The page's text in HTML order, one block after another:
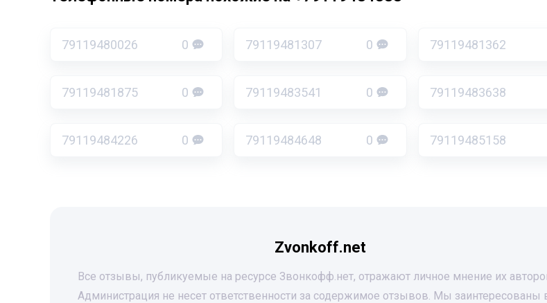
79119480026 0 79119481307 0 79119481362
79119481875 0 79119483541 0 79119483638
79119484226 0 79119484648 0 79119485158
Zvonkoff.net
Все отзывы, публикуемые на ресурсе Звонкофф.нет, отражают личное мнение их
Администрация не несет ответственности за содержимое отзывов. Мы заинтересованы